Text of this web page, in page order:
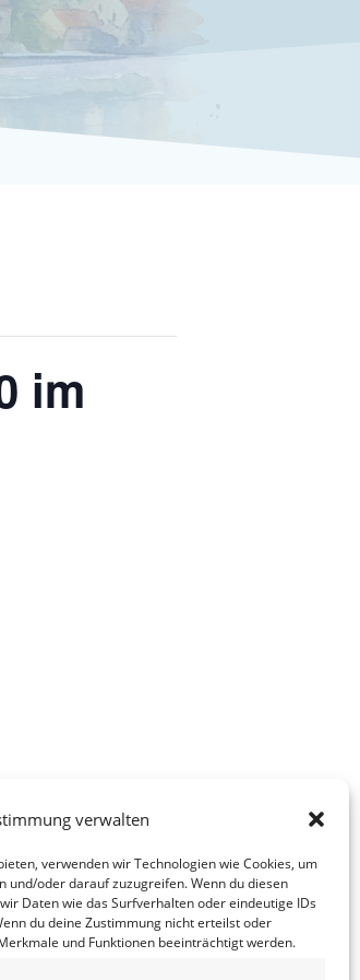
verwalten
verwenden wir Technologien wie Cookies, um
und/oder darauf zuzugreifen. Wenn du diesen
Daten wie das Surfverhalten oder eindeutige IDs
du deine Zustimmung nicht erteilst oder
und Funktionen beeinträchtigt werden.
im
– 12:00 auf dem